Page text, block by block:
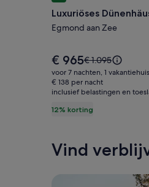
Luxuriöses
Dünenhäuschen
Luxuriöses
Egmond aan Zee
12% korting
De
prijs
is
€ 965
€ 965De
prijs
was
€ 1.095,
meer
het
standaardtarief.
€ 1.095
voor 7 nachten, 1 vakantiehuis
€ 138 per nacht
inclusief belastingen en
Vind
Zoeken naar huizen